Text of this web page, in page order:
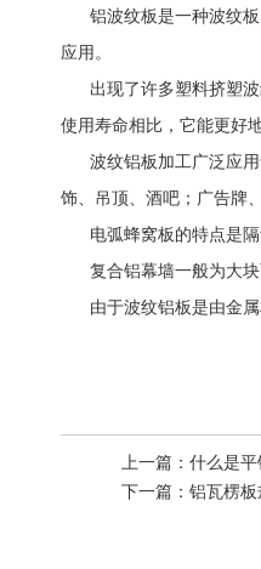
铝波纹板是一种波纹
应用。
出现了许多塑料挤塑
使用寿命相比，它能更好
波纹铝板加工广泛应
饰、吊顶、酒吧；广告牌
电弧蜂窝板的特点是
复合铝幕墙一般为大
由于波纹铝板是由金
上一篇： 什么是平
下一篇： 铝瓦楞